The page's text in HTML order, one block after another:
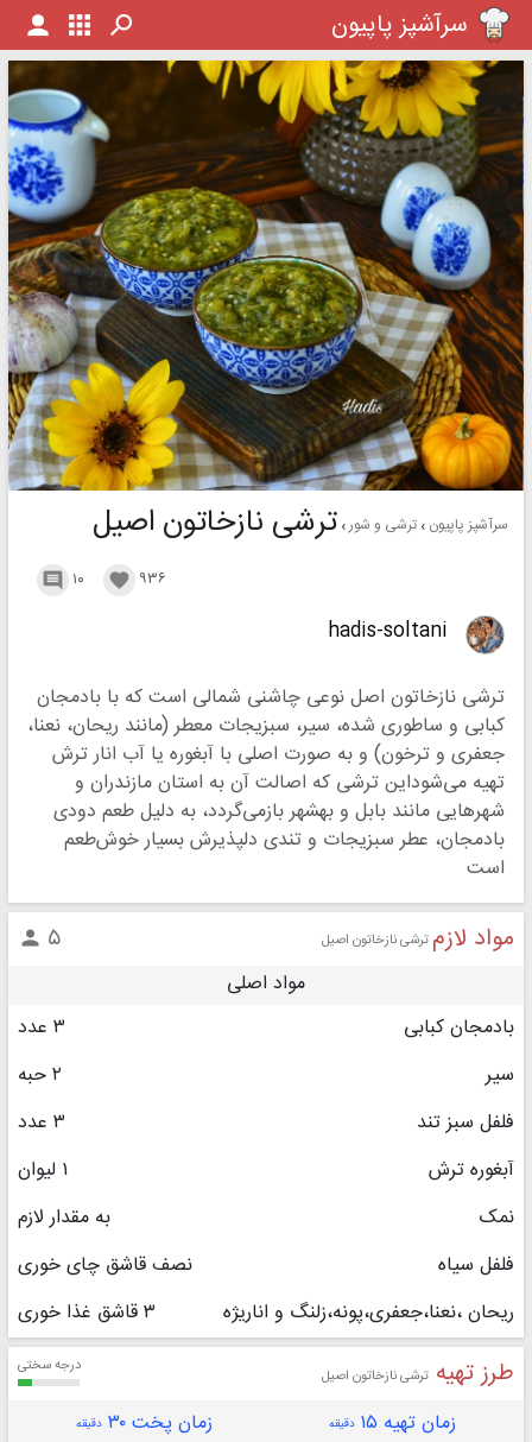
سرآشپز پاپیون
سرآشپز پاپیون ترشی و شور ترشی نازخاتون اصیل
۱۰  ۹۳۶ 
hadis-soltani
ترشی نازخاتون اصل نوعی چاشنی شمالی است که با بادمجان
کبابی و ساطوری شده، سیر، سبزیجات معطر (مانند ریحان، نعنا،
جعفری و ترخون) و به صورت اصلی با آبغوره یا آب انار ترش
تهیه می‌شوداین ترشی که اصالت آن به استان مازندران و
شهرهایی مانند بابل و بهشهر بازمی‌گردد، به دلیل طعم دودی
بادمجان، عطر سبزیجات و تندی دلپذیرش بسیار خوش‌طعم
است
مواد لازم ترشی نازخاتون اصیل ۵ 
مواد اصلی
بادمجان کبابی
۳ عدد
سیر
۲ حبه
فلفل سبز تند
۳ عدد
آبغوره ترش
۱ لیوان
نمک
به مقدار لازم
فلفل سیاه
نصف قاشق چای خوری
ریحان ،نعنا،جعفری،پونه،زلنگ و اناریژه
۳ قاشق غذا خوری
طرز تهیه ترشی نازخاتون اصیل درجه سختی
زمان تهیه ۱۵ دقیقه زمان پخت ۳۰ دقیقه